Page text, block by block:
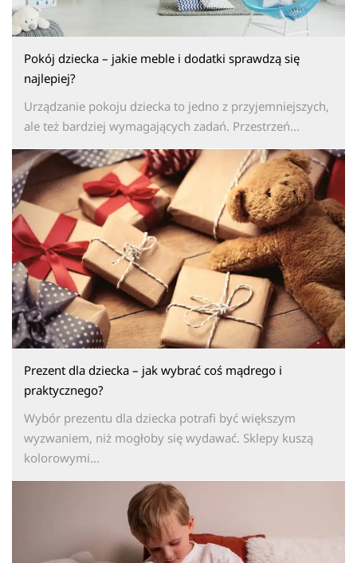
Pokój dziecka – jakie meble i dodatki sprawdzą się
najlepiej?
Urządzanie pokoju dziecka to jedno z przyjemniejszych,
ale też bardziej wymagających zadań. Przestrzeń...
Prezent dla dziecka – jak wybrać coś mądrego i
praktycznego?
Wybór prezentu dla dziecka potrafi być większym
wyzwaniem, niż mogłoby się wydawać. Sklepy kuszą
kolorowymi...